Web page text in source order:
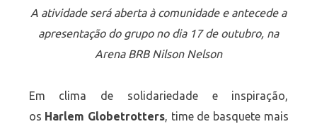
A atividade será aberta à comunidade e antecede a
apresentação do grupo no dia 17 de outubro, na
Arena BRB Nilson Nelson
Em clima de solidariedade e inspiração,
os Harlem Globetrotters, time de basquete mais